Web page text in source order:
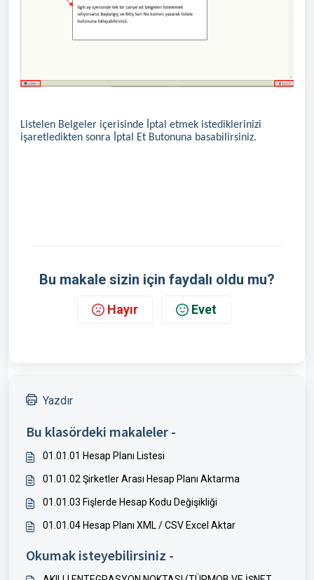
Listelen Belgeler içerisinde İptal etmek istediklerinizi
işaretledikten sonra İptal Et Butonuna basabilirsiniz.
Bu makale sizin için faydalı oldu mu?
Hayır Evet
Yazdır
Bu klasördeki makaleler -
01.01.01 Hesap Planı Listesi
01.01.02 Şirketler Arası Hesap Planı Aktarma
01.01.03 Fişlerde Hesap Kodu Değişikliği
01.01.04 Hesap Planı XML / CSV Excel Aktar
Okumak isteyebilirsiniz -